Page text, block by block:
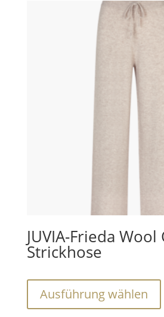
JUVIA-Frieda
Strickhose
Ausführung wählen